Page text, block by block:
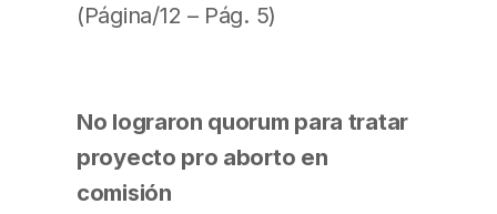
(Página/12 – Pág. 5)
No lograron quorum para tratar
proyecto pro aborto en
comisión